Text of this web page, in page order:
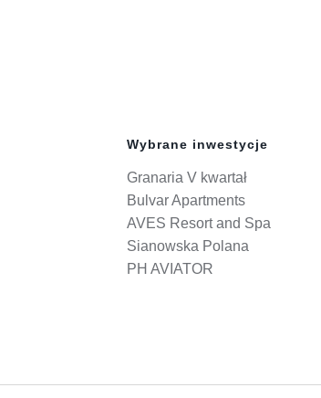
Wybrane inwestycje
Granaria V kwartał
Bulvar Apartments
AVES Resort and Spa
Sianowska Polana
PH AVIATOR